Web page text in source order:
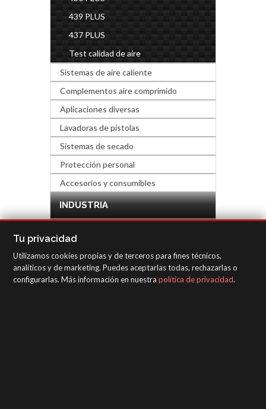
439 PLUS
437 PLUS
Test calidad de aire
Sistemas de aire caliente
Complementos aire comprimido
Aplicaciones diversas
Lavadoras de pistolas
Sistemas de secado
Protección personal
Accesorios y consumibles
INDUSTRIA
EQUIPOS DE INSPECCIÓN
Tu privacidad
Utilizamos cookies propias y de terceros para fines técnicos,
analíticos y de marketing. Puedes aceptarlas todas, rechazarlas o
configurarlas. Más información en nuestra política de privacidad.